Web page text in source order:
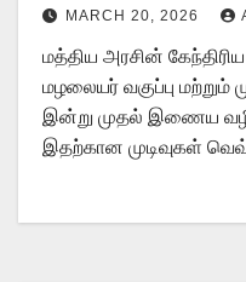
MARCH 20, 2026
மத்திய அரசின்
மழலையர் வகுப்பு மற்றும்
இன்று முதல் இணைய
இதற்கான முடிவுகள்